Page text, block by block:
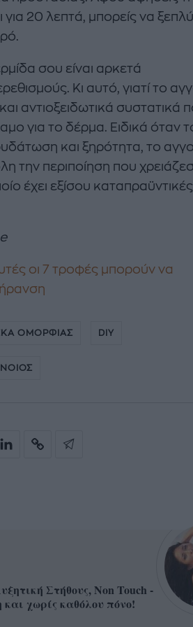
20 λεπτά, μπορείς να
σου είναι αρκετά
Κι αυτό, γιατί το
αντιοξειδωτικά συστατικά
για το δέρμα. Ειδικά όταν
και ξηρότητα, το
την περιποίηση που
έχει εξίσου
οι 7 τροφές μπορούν να
ΟΜΟΡΦΙΑΣ DIY
Στήθους, Non Touch -
χωρίς καθόλου πόνο!